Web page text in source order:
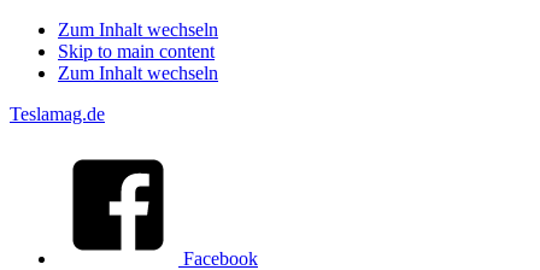
Zum Inhalt wechseln
Skip to main content
Zum Inhalt wechseln
Teslamag.de
Facebook